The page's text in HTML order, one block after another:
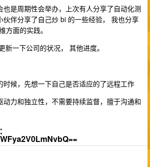
也是周期性会举办，上次有人分享了自动化测
伙伴分享了自己炒 bi 的一些经验， 我也分享
方面的实践。
新一下公司的状况， 其他进度。
时候，先想一下自己是否适应的了远程工作
动力和独立性，不需要持续监督，擅于沟通和